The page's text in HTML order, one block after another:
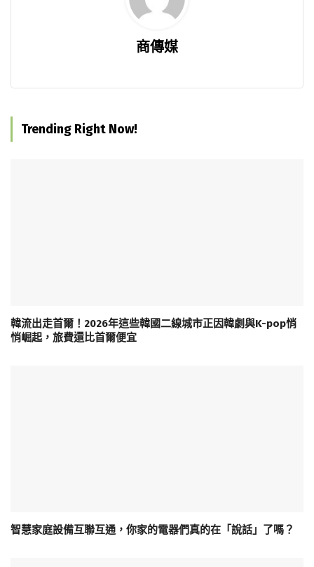
商傳媒
Trending Right Now!
韓流出走首爾！2026年這些韓國二線城市正因韓劇與K-pop悄
悄崛起，旅費還比首爾便宜
智慧家庭設備互聯互通，你家的電器們真的在「說話」了嗎？